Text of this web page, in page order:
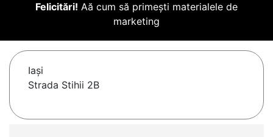
Felicitări! Aă cum să primești materialele de
marketing
Iaşi
Strada Stihii 2B